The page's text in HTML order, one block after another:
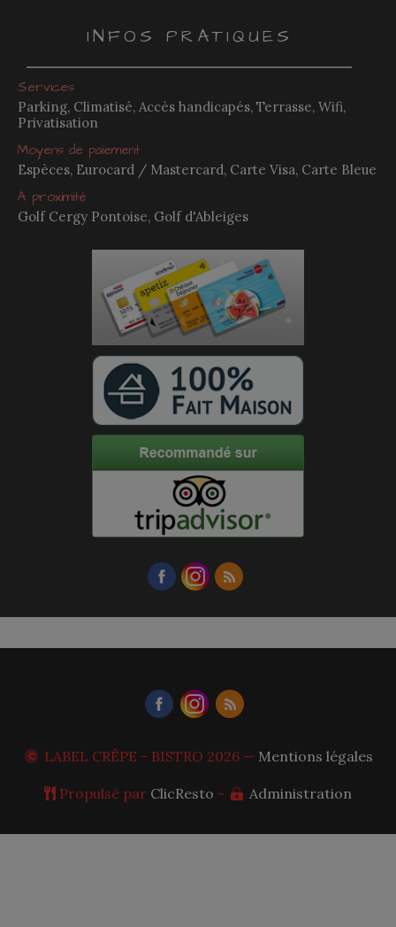
INFOS PRATIQUES
Services
Parking, Climatisé, Accès handicapés, Terrasse, Wifi,
Privatisation
Moyens de paiement
Espèces, Eurocard / Mastercard, Carte Visa, Carte Bleue
À proximité
Golf Cergy Pontoise, Golf d'Ableiges
LABEL CRÊPE - BISTRO 2026 — Mentions légales
Propulsé par ClicResto - Administration